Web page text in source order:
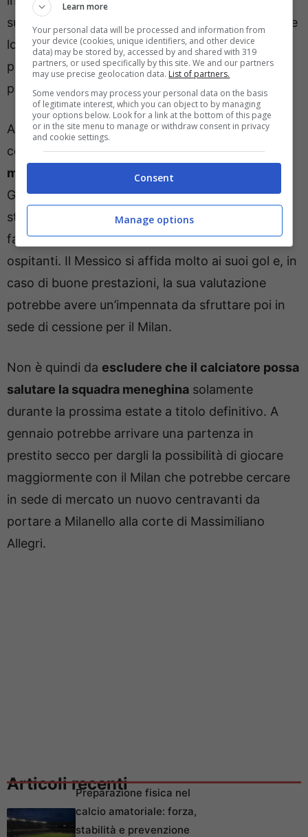
sua carriera in Inghilterra con diverse squadre che
lo hanno messo nel mirino e sembrano essere
pronte a fare un’offerta in vista della seconda
parte di stagione.
A frenare il Milan, per quello che riguarda la
cessione a titolo definitivo, c’èil discorso del
mondiale della prossima estate
Gimenez si appresta a viverlo come una delle
stelle assolute della competizione considerato il
fatto che è la punta di diamante di uno dei Paesi
ospitanti. Il Messico si affida molto ai suoi gol e, in
caso di buone prestazioni, la sua valutazione
potrebbe avere un’impennata da sfruttare poi in
sede di cessione per il Milan.
Non è quindi da escludere che il calciatore possa
salutare la squadra meneghina solamente
durante la prossima estate a titolo definitivo. A
gennaio potrebbe arrivare una partenza in
prestito secco per dargli la possibilità di giocare
maggiormente con il Milan che potrebbe cercare
in sede di mercato un nuovo centravanti da
portare a Milanello alla corte di Massimiliano
Allegri.
Articoli recentiPreparazione fisica nel
calcio amatoriale: forza,
stabilità e prevenzione
Learn more
Your personal data will be processed and information from
your device (cookies, unique identifiers, and other device
data) may be stored by, accessed by and shared with 319
partners, or used specifically by this site. We and our partners
may use precise geolocation data. List of partners.
Some vendors may process your personal data on the basis
of legitimate interest, which you can object to by managing
your options below. Look for a link at the bottom of this page
or in the site menu to manage or withdraw consent in privacy
and cookie settings.
Consent
Manage options